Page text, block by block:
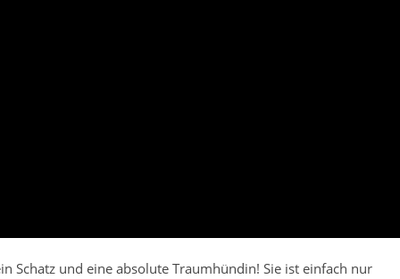
Schatz und eine absolute Traumhündin! Sie ist einfach nur